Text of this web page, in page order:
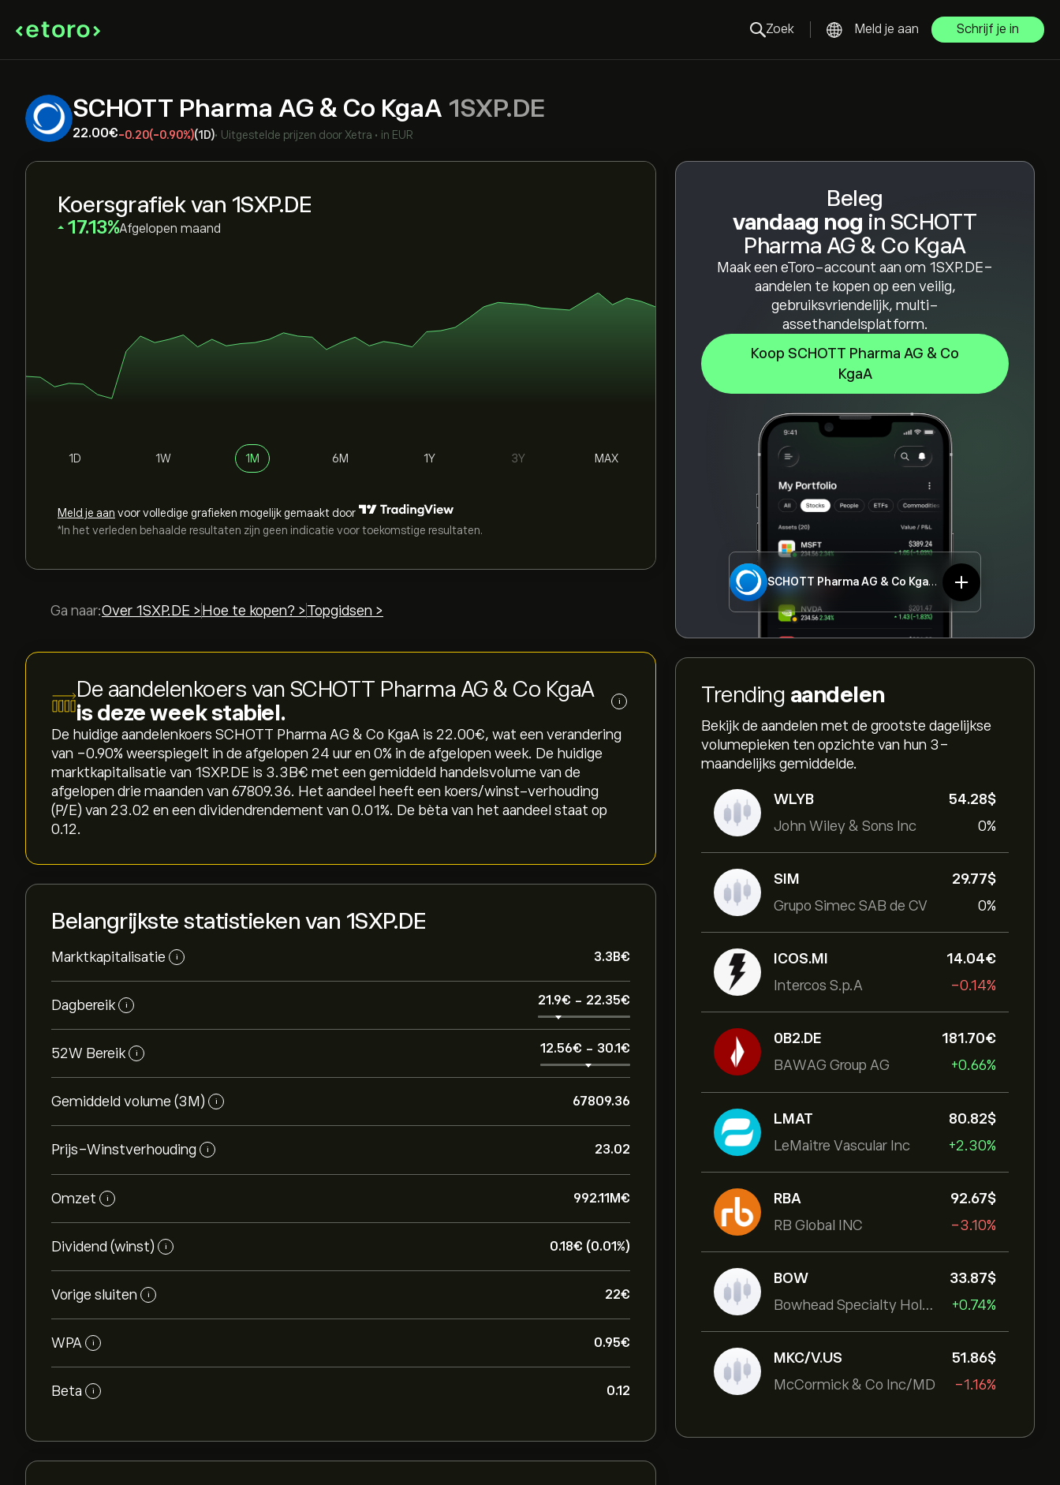
Zoek Meld je aan Schrijf je in
SCHOTT Pharma AG & Co KgaA 1SXP.DE
22.00‎€‎-0.20(-0.90%)(1D)• Uitgestelde prijzen door Xetra • in EUR
Beleg
vandaag nog in SCHOTT
Pharma AG & Co KgaA
Maak een eToro-account aan om 1SXP.DE-
aandelen te kopen op een veilig,
gebruiksvriendelijk, multi-
assethandelsplatform.
Koop SCHOTT Pharma AG & Co
KgaA
SCHOTT Pharma AG & Co KgaA 1SXP.DE
Trending aandelen
Bekijk de aandelen met de grootste dagelijkse
volumepieken ten opzichte van hun 3-
maandelijks gemiddelde.
WLYB
John Wiley & Sons Inc
54.28‎$‎
0%
SIM
Grupo Simec SAB de CV
29.77‎$‎
0%
ICOS.MI
Intercos S.p.A
14.04‎€‎
-0.14%
0B2.DE
BAWAG Group AG
181.70‎€‎
+0.66%
LMAT
LeMaitre Vascular Inc
80.82‎$‎
+2.30%
RBA
RB Global INC
92.67‎$‎
-3.10%
BOW
Bowhead Specialty Holdings Inc
33.87‎$‎
+0.74%
MKC/V.US
McCormick & Co Inc/MD
51.86‎$‎
-1.16%
Koersgrafiek van 1SXP.DE
‎17.13‎ Afgelopen maand
1D 1W 1M 6M 1Y 3Y MAX
Meld je aan voor volledige grafieken mogelijk gemaakt door
*In het verleden behaalde resultaten zijn geen indicatie voor toekomstige resultaten.
Ga naar:Over 1SXP.DE > Hoe te kopen? > Topgidsen >
De aandelenkoers van SCHOTT Pharma AG & Co KgaA
is deze week stabiel.
i
De huidige aandelenkoers SCHOTT Pharma AG & Co KgaA is 22.00‎€‎, wat een verandering
van ‎-0.90‎% weerspiegelt in de afgelopen 24 uur en ‎0‎% in de afgelopen week. De huidige
marktkapitalisatie van 1SXP.DE is 3.3B‎€‎ met een gemiddeld handelsvolume van de
afgelopen drie maanden van 67809.36. Het aandeel heeft een koers/winst-verhouding
(P/E) van 23.02 en een dividendrendement van 0.01%. De bèta van het aandeel staat op
0.12.
Belangrijkste statistieken van 1SXP.DE
Marktkapitalisatie i 3.3B‎€‎
Dagbereik i 21.9‎€‎ - 22.35‎€‎
52W Bereik i 12.56‎€‎ - 30.1‎€‎
Gemiddeld volume (3M) i 67809.36
Prijs-Winstverhouding i 23.02
Omzet i 992.11M‎€‎
Dividend (winst) i 0.18‎€‎ (0.01%)
Vorige sluiten i 22‎€‎
WPA i 0.95‎€‎
Beta i 0.12